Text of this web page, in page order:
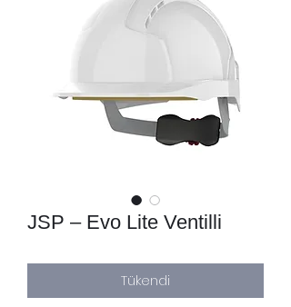
JSP – Evo Lite Ventilli
Tükendi